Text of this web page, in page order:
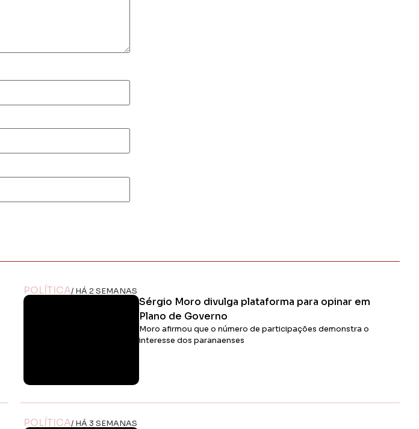
POLÍTICA/ HÁ 2 SEMANAS
Sérgio Moro divulga plataforma para opinar em
Plano de Governo
Moro afirmou que o número de participações demonstra o
interesse dos paranaenses
POLÍTICA/ HÁ 3 SEMANAS